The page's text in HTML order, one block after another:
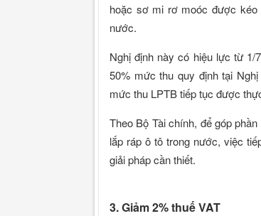
hoặc sơ mi rơ moóc được
nước.
Nghị định này có hiệu lực từ 1/
50% mức thu quy định tại
mức thu LPTB tiếp tục được
Theo Bộ Tài chính, để góp
lắp ráp ô tô trong nước, việc
giải pháp cần thiết.
3. Giảm 2% thuế VAT